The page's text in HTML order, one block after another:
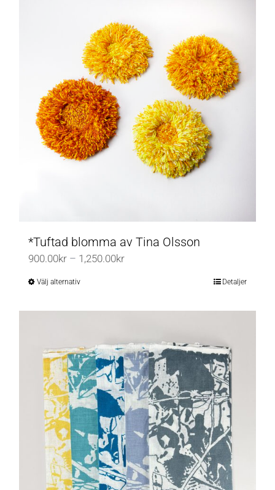
*Tuftad blomma av Tina Olsson
900.00kr – 1,250.00krPrisintervall:
1,250.00kr
Välj alternativDen
flera
varianter.
De
olika
alternativen
kan
väljas
på
Detaljer